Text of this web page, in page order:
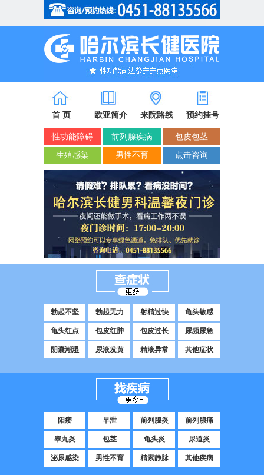
省市医保/新农合定点单位
首 页 欧亚简介 来院路线 预约挂号
性功能障碍 前列腺疾病 包皮包茎
生殖感染 男性不育 点击咨询
勃起不坚 勃起无力 射精过快 龟头敏感
龟头红点 包皮红肿 包皮过长 尿频尿急
阴囊潮湿 尿液发黄 精液异常 其他症状
阳痿 早泄 前列腺炎 前列腺痛
睾丸炎 包茎 龟头炎 尿道炎
泌尿感染 男性不育 精索静脉 其他疾病